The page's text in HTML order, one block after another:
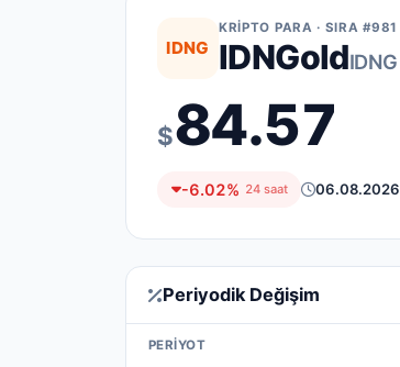
IDNG
KRIPTO PARA · SIRA #981
IDNGoldIDNG
$84.57
-6.02% 24 saat
Periyodik Değişim
PERIYOT